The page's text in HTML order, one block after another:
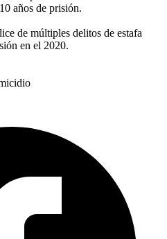
años de prisión.
de múltiples delitos de estafa
en el 2020.